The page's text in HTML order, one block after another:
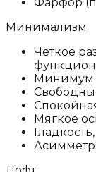
Минимализм
Четкое
Минимум
Мягкое